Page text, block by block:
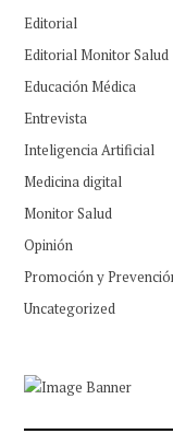
Editorial
Editorial Monitor Salud
Educación Médica
Entrevista
Inteligencia Artificial
Medicina digital
Monitor Salud
Opinión
Promoción y
Uncategorized